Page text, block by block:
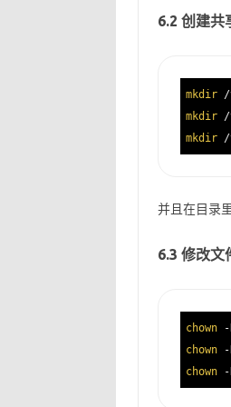
6.2 创建共
mkdir /
mkdir /
mkdir /
并且在目录
6.3 修改文
chown -
chown -
chown -